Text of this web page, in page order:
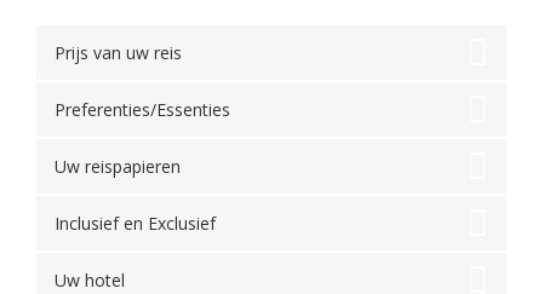
Prijs van uw reis
Preferenties/Essenties
Uw reispapieren
Inclusief en Exclusief
Uw hotel